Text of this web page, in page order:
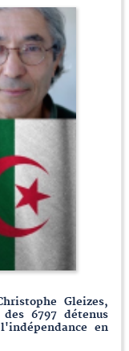
Gleizes,
6797 détenus
en